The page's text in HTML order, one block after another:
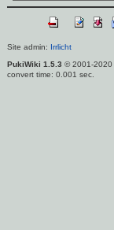
Site admin: Irrlicht
PukiWiki 1.5.3 © 2001-2020
convert time: 0.001 sec.